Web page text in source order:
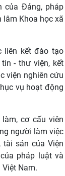
của Đảng, pháp
lâm Khoa học xã
liên kết đào tạo
- thư viện, kết
viện nghiên cứu
vụ hoạt động
cơ cấu viên
người làm việc
sản của Viện
pháp luật và
Nam.